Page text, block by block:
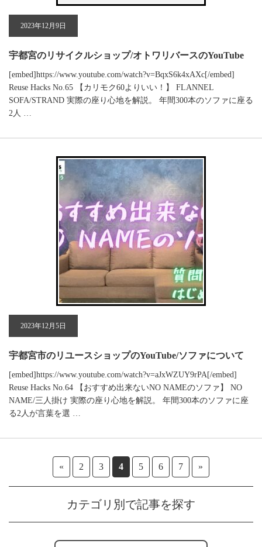
2023年12月9日
宇都宮のリサイクルショップ/オトワリバースのYouTube
[embed]https://www.youtube.com/watch?v=BqxS6k4xAXc[/embed]
Reuse Hacks No.65 【カリモク60よりいい！】 FLANNEL
SOFA/STRAND 実際の座り心地を解説。 年間300本のソファに座る
2人 …
2023年12月5日
宇都宮市のリユースショップのYouTube/ソファについて
[embed]https://www.youtube.com/watch?v=aJxWZUY9rPA[/embed]
Reuse Hacks No.64 【おすすめ出来ないNO NAMEのソファ】 NO
NAME/三人掛け 実際の座り心地を解説。 年間300本のソファに座
る2人が言葉を選 …
« 2 3 4 5 6 7 »
カテゴリ別で記事を探す